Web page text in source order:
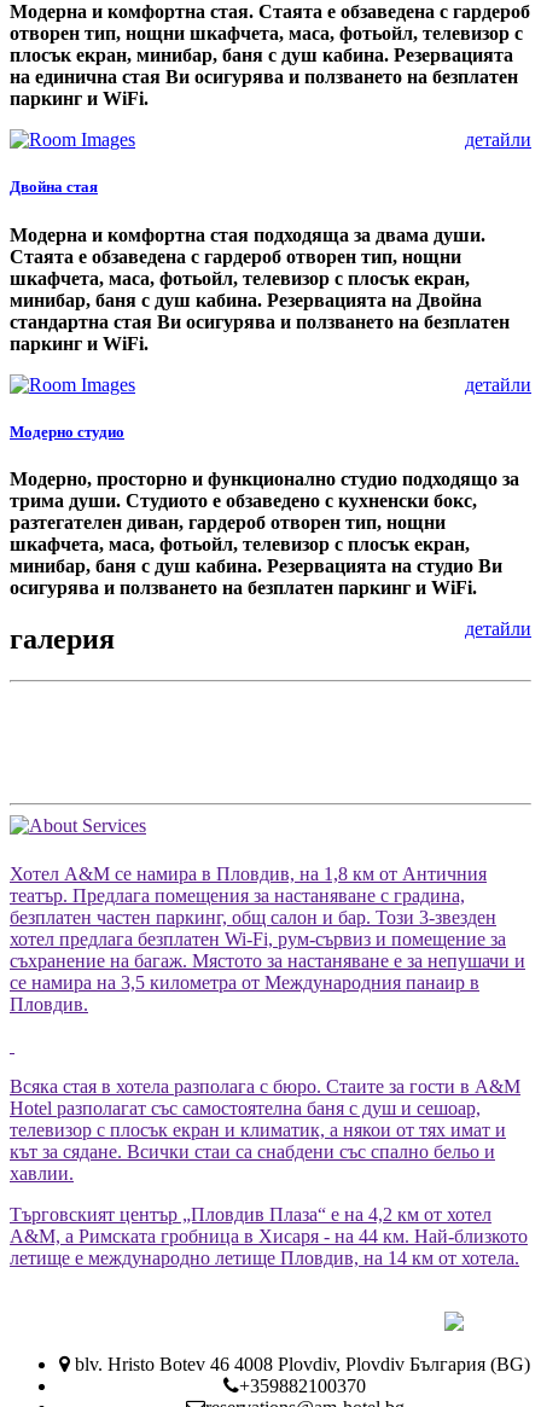
Модерна и комфортна стая. Стаята е обзаведена с гардероб
отворен тип, нощни шкафчета, маса, фотьойл, телевизор с
плосък екран, минибар, баня с душ кабина. Резервацията
на единична стая Ви осигурява и ползването на безплатен
паркинг и WiFi.
детайли
Двойна стая
Модерна и комфортна стая подходяща за двама души.
Стаята е обзаведена с гардероб отворен тип, нощни
шкафчета, маса, фотьойл, телевизор с плосък екран,
минибар, баня с душ кабина. Резервацията на Двойна
стандартна стая Ви осигурява и ползването на безплатен
паркинг и WiFi.
детайли
Модерно студио
Модерно, просторно и функционално студио подходящо за
трима души. Студиото е обзаведено с кухненски бокс,
разтегателен диван, гардероб отворен тип, нощни
шкафчета, маса, фотьойл, телевизор с плосък екран,
минибар, баня с душ кабина. Резервацията на студио Ви
осигурява и ползването на безплатен паркинг и WiFi.
детайли
галерия
Хотел А&М се намира в Пловдив, на 1,8 км от Античния
театър. Предлага помещения за настаняване с градина,
безплатен частен паркинг, общ салон и бар. Този 3-звезден
хотел предлага безплатен Wi-Fi, рум-сървиз и помещение за
съхранение на багаж. Мястото за настаняване е за непушачи и
се намира на 3,5 километра от Международния панаир в
Пловдив.
Всяка стая в хотела разполага с бюро. Стаите за гости в A&M
Hotel разполагат със самостоятелна баня с душ и сешоар,
телевизор с плосък екран и климатик, а някои от тях имат и
кът за сядане. Всички стаи са снабдени със спално бельо и
хавлии.
Търговският център „Пловдив Плаза“ е на 4,2 км от хотел
А&М, а Римската гробница в Хисаря - на 44 км. Най-близкото
летище е международно летище Пловдив, на 14 км от хотела.
blv. Hristo Botev 46 4008 Plovdiv, Plovdiv България (BG)
+359882100370